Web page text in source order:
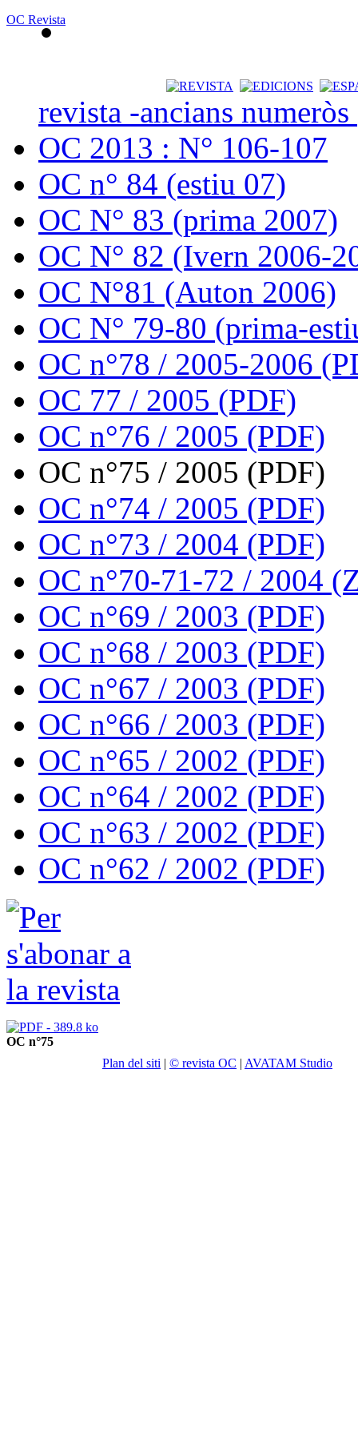
OC Revista
revista -ancians
OC 2013 : N° 106-107
OC n° 84 (estiu 07)
OC N° 83 (prima 2007)
OC N° 82 (Ivern 2006-
OC N°81 (Auton 2006)
OC N° 79-80 (prima-
OC n°78 / 2005-2006
OC 77 / 2005 (PDF)
OC n°76 / 2005 (PDF)
OC n°75 / 2005 (PDF)
OC n°74 / 2005 (PDF)
OC n°73 / 2004 (PDF)
OC n°70-71-72 / 2004
OC n°69 / 2003 (PDF)
OC n°68 / 2003 (PDF)
OC n°67 / 2003 (PDF)
OC n°66 / 2003 (PDF)
OC n°65 / 2002 (PDF)
OC n°64 / 2002 (PDF)
OC n°63 / 2002 (PDF)
OC n°62 / 2002 (PDF)
OC n°75
Plan del siti | © revista OC | AVATAM Studio